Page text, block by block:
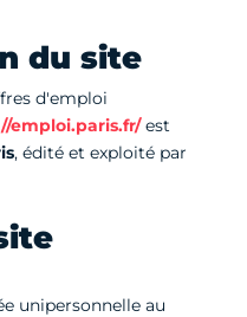
du site
d'emploi
emploi.paris.fr/est
, édité et exploité par
unipersonnelle au